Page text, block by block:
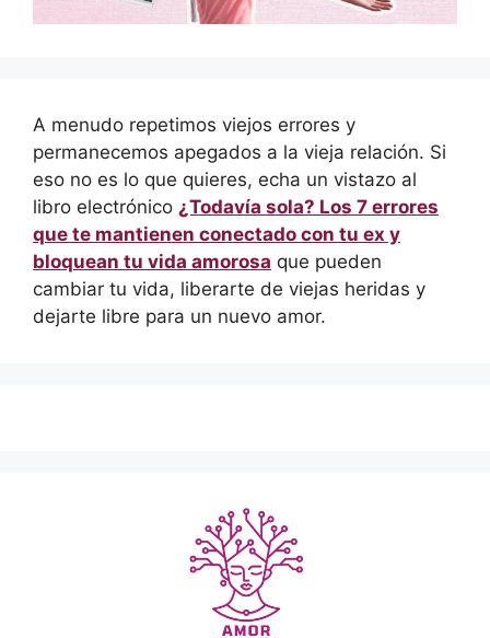
A menudo repetimos viejos errores y
permanecemos apegados a la vieja relación. Si
eso no es lo que quieres, echa un vistazo al
libro electrónico ¿Todavía sola? Los 7 errores
que te mantienen conectado con tu ex y
bloquean tu vida amorosa que pueden
cambiar tu vida, liberarte de viejas heridas y
dejarte libre para un nuevo amor.